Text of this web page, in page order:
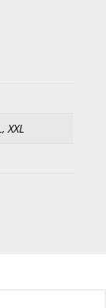
XXL